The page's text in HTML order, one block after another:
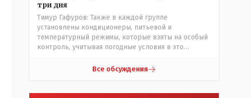
три дня
Тимур Гафуров: Также в каждой группе
установлены кондиционеры, питьевой и
температурный режимы, которые взяты на особый
контроль, учитывая погодные условия в это
считаете иначе?Ну тут противоречия нет. Этот
Все обсуждения